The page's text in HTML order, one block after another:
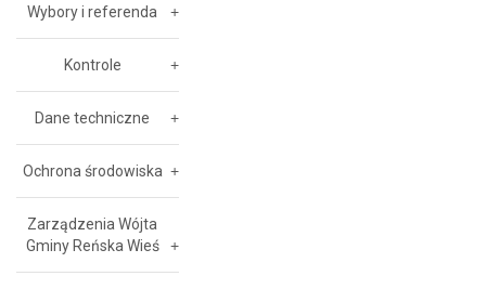
Wybory i referenda
Kontrole
Dane techniczne
Ochrona środowiska
Zarządzenia Wójta
Gminy Reńska Wieś